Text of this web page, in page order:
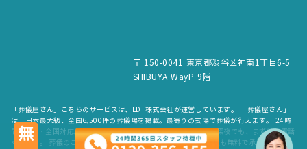
〒 150-0041 東京都渋谷区神南1丁目6-5
SHIBUYA WayP 9階
「葬儀屋さん」こちらのサービスは、LDT株式会社が運営しています。 「葬儀屋さん」
は、日本最大級、全国6,500件の葬儀場を掲載。最寄りの式場で葬儀が行えます。 24時
間365日・全国対応。スタッフが待機していますので、早朝でも深夜でも、まずはお電話
ください。 葬儀のご依頼だけでなく、お見積もりや費用のご相談も無料で承ります。